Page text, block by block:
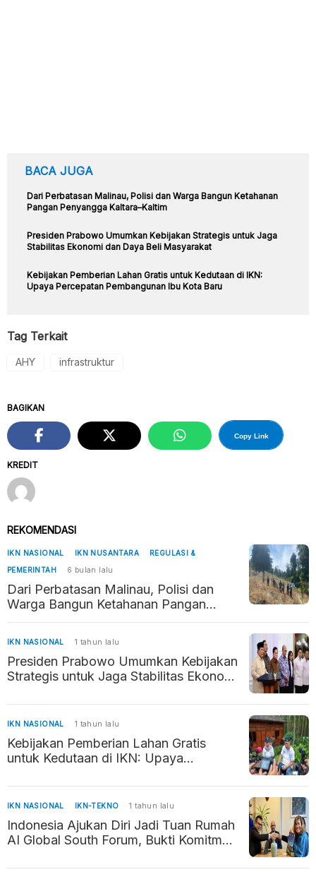
BACA JUGA
Dari Perbatasan Malinau, Polisi dan Warga Bangun Ketahanan
Pangan Penyangga Kaltara–Kaltim
Presiden Prabowo Umumkan Kebijakan Strategis untuk Jaga
Stabilitas Ekonomi dan Daya Beli Masyarakat
Kebijakan Pemberian Lahan Gratis untuk Kedutaan di IKN:
Upaya Percepatan Pembangunan Ibu Kota Baru
Tag Terkait
AHY infrastruktur
KREDIT
BAGIKAN
Copy Link
REKOMENDASI
IKN NASIONAL IKN NUSANTARA
REGULASI &
PEMERINTAH
6 bulan lalu
Dari Perbatasan Malinau, Polisi dan
Warga Bangun Ketahanan Pangan
Penyangga Kaltara–Kaltim
IKN NASIONAL 1 tahun lalu
Presiden Prabowo Umumkan Kebijakan
Strategis untuk Jaga Stabilitas Ekonomi
IKN NASIONAL 1 tahun lalu
Kebijakan Pemberian Lahan Gratis
untuk Kedutaan di IKN: Upaya
Baru
IKN NASIONAL IKN-TEKNO 1 tahun lalu
Indonesia Ajukan Diri Jadi Tuan Rumah
AI Global South Forum, Bukti Komitmen